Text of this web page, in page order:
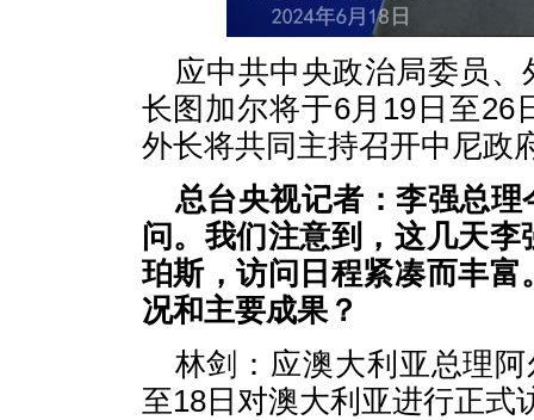
应中共中央政治局委员
长图加尔将于6月19日至26
外长将共同主持召开中尼政
总台央视记者：李强总
问。我们注意到，这几天
珀斯，访问日程紧凑而丰
况和主要成果？
林剑：应澳大利亚总理
至18日对澳大利亚进行正式